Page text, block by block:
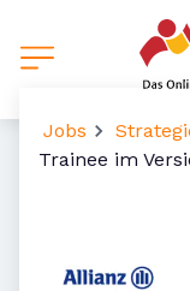
Jobs
Trainee im